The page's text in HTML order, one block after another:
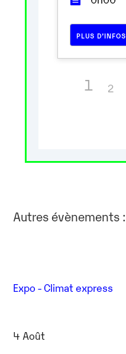
PLUS D’INFOS
1 2
Autres évènements :
Expo - Climat express
4 Août